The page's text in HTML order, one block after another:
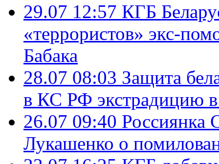
29.07 12:57 КГБ
«террористов» экс-
Бабака
28.07 08:03 Защита
в КС РФ экстрадицию в
26.07 09:40 Россиянка
Лукашенко о